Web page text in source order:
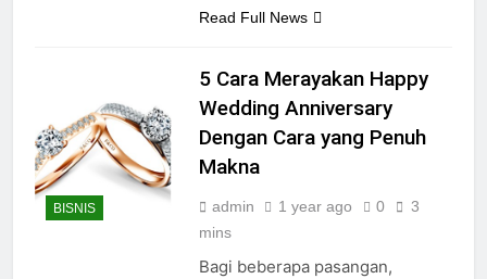
Read Full News
BISNIS
5 Cara Merayakan Happy
Wedding Anniversary
Dengan Cara yang Penuh
Makna
admin 1 year ago 0
3
mins
Bagi beberapa pasangan,